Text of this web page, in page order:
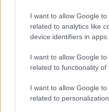
I want to allow Google
related to analytics like
device identifiers in apps.
I want to allow Google
related to functionality of
I want to allow Google
related to personalization.
Acquisizione Fincantieri-